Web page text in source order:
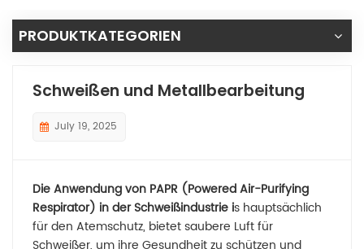
PRODUKTKATEGORIEN
Schweißen und Metallbearbeitung
July 19, 2025
Die Anwendung von PAPR (Powered Air-Purifying
Respirator) in der Schweißindustrie is hauptsächlich
für den Atemschutz, bietet saubere Luft für
Schweißer, um ihre Gesundheit zu schützen und